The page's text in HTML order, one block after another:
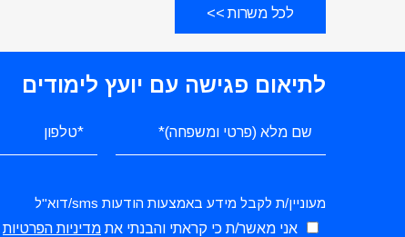
לכל משרות >>
לתיאום פגישה עם יועץ לימודים
מעוניין/ת לקבל מידע באמצעות הודעות sms/דוא"ל
אני מאשר/ת כי קראתי והבנתי את מדיניות הפרטיות